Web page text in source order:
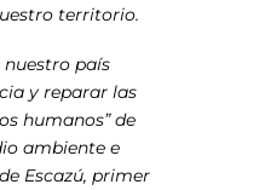
territorio.
país
y reparar las
humanos” de
ambiente e
Escazú, primer